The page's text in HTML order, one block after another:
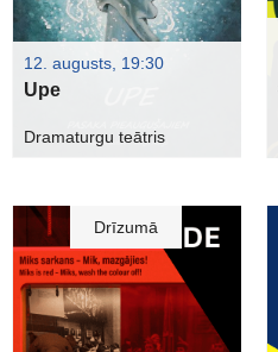
12. augusts, 19:30
Upe
Dramaturgu teātris
Drīzumā